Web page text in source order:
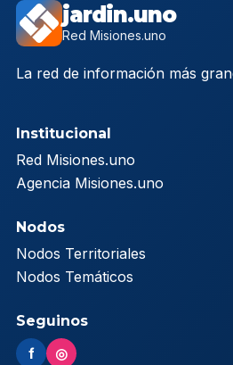
jardin.uno
Red Misiones.uno
La red de información más
Institucional
Red Misiones.uno
Agencia Misiones.uno
Nodos
Nodos Territoriales
Nodos Temáticos
Seguinos
f ◎